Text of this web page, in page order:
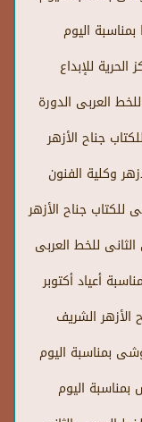
اليوم
للإبداع
العربى الدورة
جناح الأزهر
وكلية الفنون
جناح الأزهر
للخط العربى
أعياد أكتوبر
الأزهر الشريف
بمناسبة اليوم
اليوم